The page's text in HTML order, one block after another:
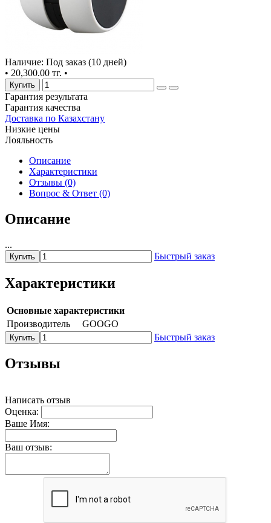
Наличие: Под заказ (10 дней)
• 20,300.00 тг. •
Купить
Гарантия результата
Гарантия качества
Доставка по Казахстану
Низкие цены
Лояльность
Описание
Характеристики
Отзывы (0)
Вопрос & Ответ (0)
Описание
...
Купить Быстрый заказ
Характеристики
Основные характеристики
Производитель
GOOGO
Купить Быстрый заказ
Отзывы
Написать отзыв
Оценка:
Ваше Имя:
Ваш отзыв: